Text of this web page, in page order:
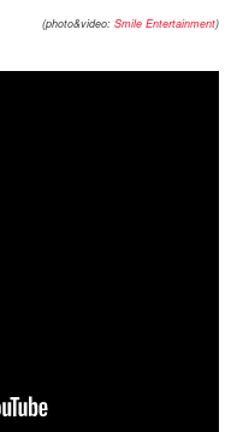
(photo&video: Smile Entertainment)